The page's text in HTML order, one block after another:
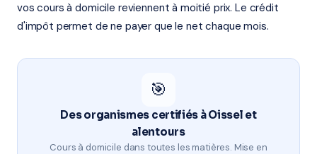
vos cours à domicile reviennent à moitié prix. Le crédit
d'impôt permet de ne payer que le net chaque mois.
🎯
Des organismes certifiés à Oissel et
alentours
Cours à domicile dans toutes les matières. Mise en